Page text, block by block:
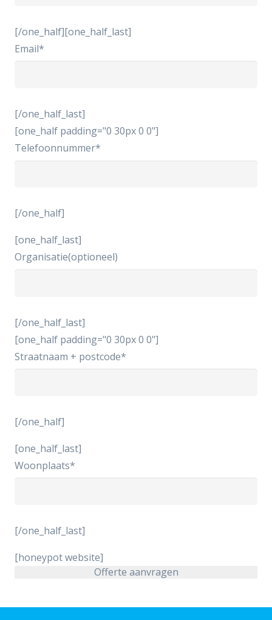
[/one_half][one_half_last]
Email*
[/one_half_last]
[one_half padding="0 30px 0 0"]
Telefoonnummer*
[/one_half]
[one_half_last]
Organisatie(optioneel)
[/one_half_last]
[one_half padding="0 30px 0 0"]
Straatnaam + postcode*
[/one_half]
[one_half_last]
Woonplaats*
[/one_half_last]
[honeypot website]